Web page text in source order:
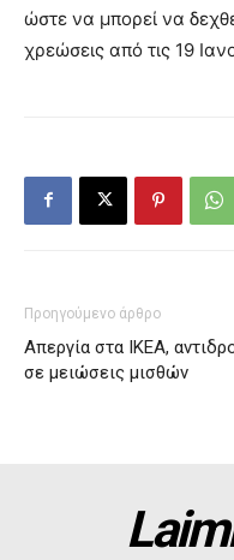
ώστε να μπορεί να
χρεώσεις από τις 19
Προηγούμενο άρθρο
Απεργία στα IKEA,
σε μειώσεις μισθών